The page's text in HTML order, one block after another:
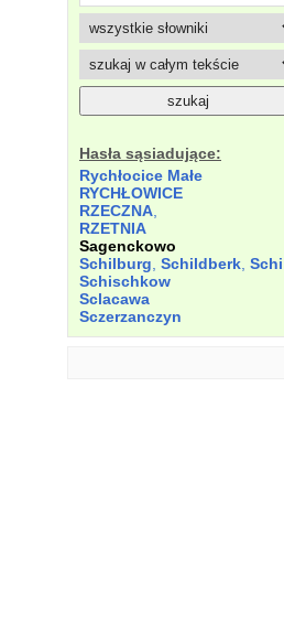
Hasła sąsiadujące:
Rychłocice Małe
RYCHŁOWICE
RZECZNA
RZETNIA
Sagenckowo
Schilburg Schildberk Schiltberg
Schischkow
Sclacawa
Sczerzanczyn